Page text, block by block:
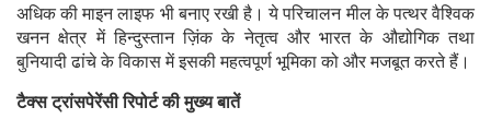
अधिक की माइन लाइफ भी बनाए रखी है। ये परिचालन मील के पत्थर वैश्विक
खनन क्षेत्र में हिन्दुस्तान ज़िंक के नेतृत्व और भारत के औद्योगिक तथा
बुनियादी ढांचे के विकास में इसकी महत्वपूर्ण भूमिका को और मजबूत करते हैं।
टैक्स ट्रांसपेरेंसी रिपोर्ट की मुख्य बातें